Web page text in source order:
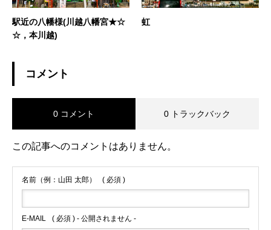
駅近の八幡様(川越八幡宮★☆
☆，本川越)
虹
コメント
0 コメント 0 トラックバック
この記事へのコメントはありません。
名前（例：山田 太郎） ( 必須 )
E-MAIL ( 必須 ) - 公開されません -